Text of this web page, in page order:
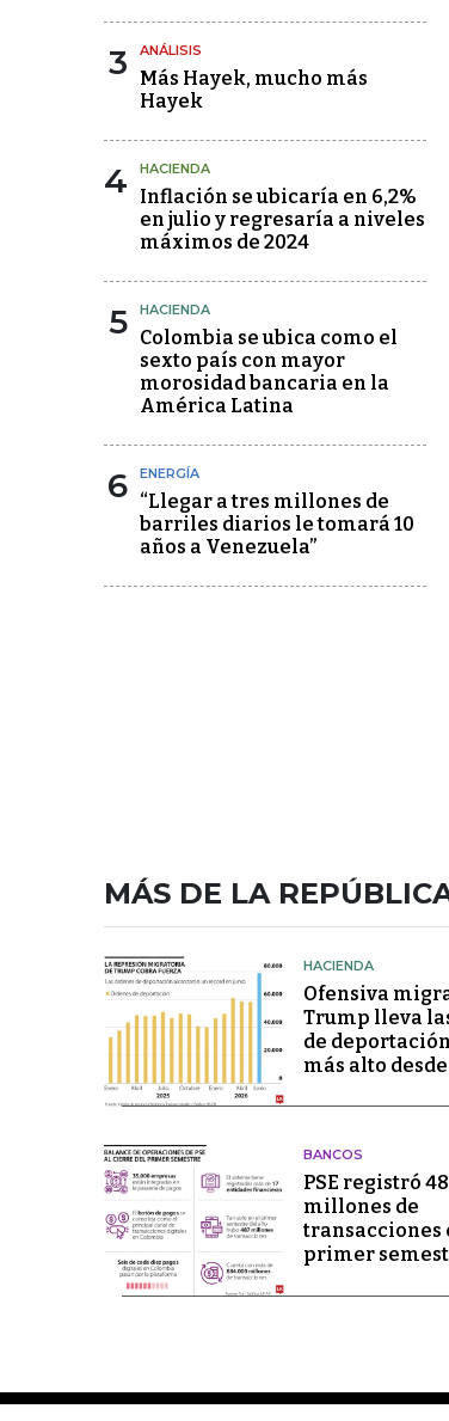
3 ANÁLISIS
Más Hayek, mucho más
Hayek
4 HACIENDA
Inflación se ubicaría en 6,2%
en julio y regresaría a niveles
máximos de 2024
5 HACIENDA
Colombia se ubica como el
sexto país con mayor
morosidad bancaria en la
América Latina
6 ENERGÍA
“Llegar a tres millones de
barriles diarios le tomará 10
años a Venezuela”
MÁS DE LA
HACIENDA
Ofensiva
Trump lleva
de
más alto desde
BANCOS
PSE registró
millones de
transacciones
primer